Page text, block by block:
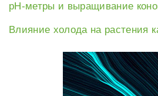
рН-метры и выращивание
Влияние холода на растения